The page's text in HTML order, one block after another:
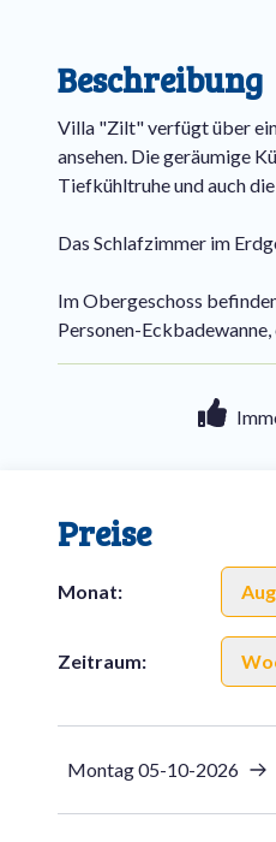
Beschreibung
Villa "Zilt" verfügt über
ansehen. Die geräumige
Tiefkühltruhe und auch
Das Schlafzimmer im
Im Obergeschoss
Personen-
Preise
Monat:
Zeitraum:
Montag 05-10-2026